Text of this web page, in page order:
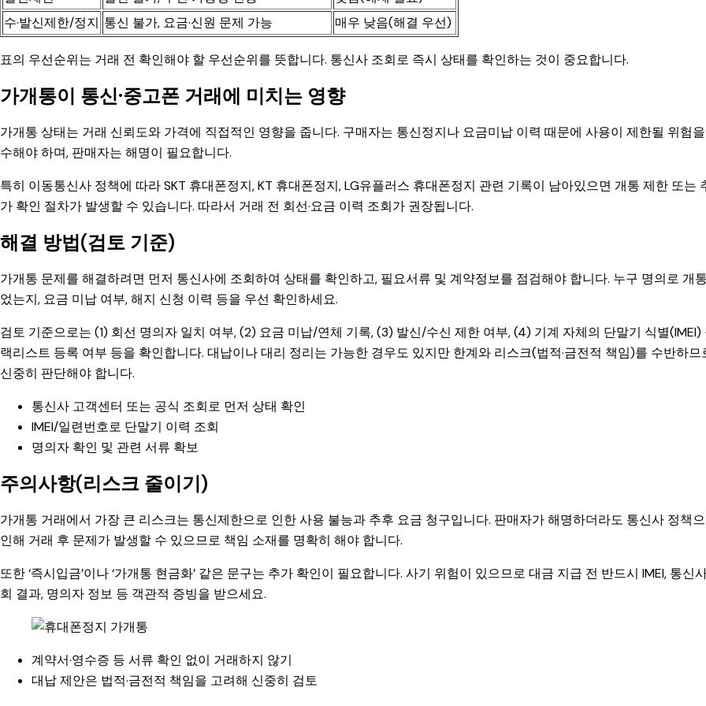
수·발신제한/정지 통신 불가, 요금·신원 문제 가능 매우 낮음(해결 우선)
표의 우선순위는 거래 전 확인해야 할 우선순위를 뜻합니다. 통신사 조회로 즉시 상태를 확인하는 것이 중요합니다.
가개통이 통신·중고폰 거래에 미치는 영향
가개통 상태는 거래 신뢰도와 가격에 직접적인 영향을 줍니다. 구매자는 통신정지나 요금미납 이력 때문에 사용이 제한될 위험
수해야 하며, 판매자는 해명이 필요합니다.
특히 이동통신사 정책에 따라 SKT 휴대폰정지, KT 휴대폰정지, LG유플러스 휴대폰정지 관련 기록이 남아있으면 개통 제한 또는
가 확인 절차가 발생할 수 있습니다. 따라서 거래 전 회선·요금 이력 조회가 권장됩니다.
해결 방법(검토 기준)
가개통 문제를 해결하려면 먼저 통신사에 조회하여 상태를 확인하고, 필요서류 및 계약정보를 점검해야 합니다. 누구 명의로 개
었는지, 요금 미납 여부, 해지 신청 이력 등을 우선 확인하세요.
검토 기준으로는 (1) 회선 명의자 일치 여부, (2) 요금 미납/연체 기록, (3) 발신/수신 제한 여부, (4) 기계 자체의 단말기 식별(IMEI)
랙리스트 등록 여부 등을 확인합니다. 대납이나 대리 정리는 가능한 경우도 있지만 한계와 리스크(법적·금전적 책임)를 수반하므
신중히 판단해야 합니다.
통신사 고객센터 또는 공식 조회로 먼저 상태 확인
IMEI/일련번호로 단말기 이력 조회
명의자 확인 및 관련 서류 확보
주의사항(리스크 줄이기)
가개통 거래에서 가장 큰 리스크는 통신제한으로 인한 사용 불능과 추후 요금 청구입니다. 판매자가 해명하더라도 통신사 정책
인해 거래 후 문제가 발생할 수 있으므로 책임 소재를 명확히 해야 합니다.
또한 ‘즉시입금’이나 ‘가개통 현금화’ 같은 문구는 추가 확인이 필요합니다. 사기 위험이 있으므로 대금 지급 전 반드시 IMEI, 통신
회 결과, 명의자 정보 등 객관적 증빙을 받으세요.
계약서·영수증 등 서류 확인 없이 거래하지 않기
대납 제안은 법적·금전적 책임을 고려해 신중히 검토